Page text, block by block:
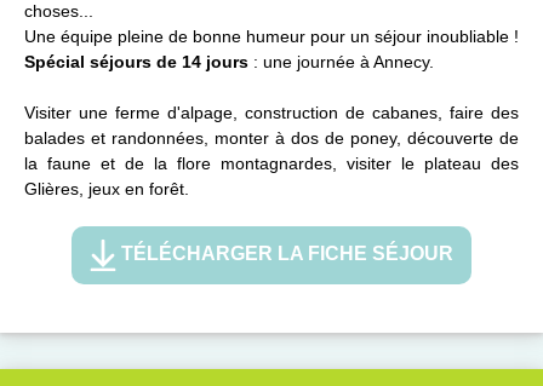
choses...
Une équipe pleine de bonne humeur pour un séjour inoubliable !
Spécial séjours de 14 jours : une journée à Annecy.
Visiter une ferme d'alpage, construction de cabanes, faire des
balades et randonnées, monter à dos de poney, découverte de
la faune et de la flore montagnardes, visiter le plateau des
Glières, jeux en forêt.
TÉLÉCHARGER LA FICHE SÉJOUR